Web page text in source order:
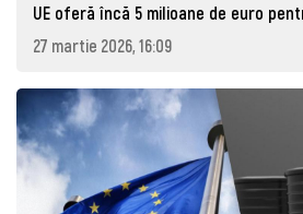
UE oferă încă 5 milioane de euro
27 martie 2026, 16:09